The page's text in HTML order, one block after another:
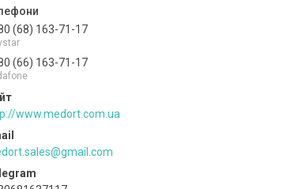
(68) 163-71-17
(66) 163-71-17
www.medort.com.ua